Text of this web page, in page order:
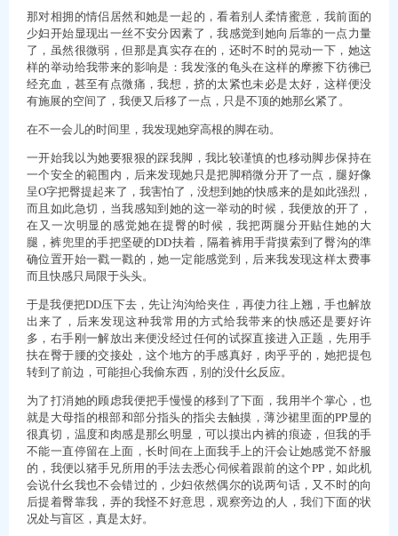
那对相拥的情侣居然和她是一起的，看着别人柔情蜜意，我前面的
少妇开始显现出一丝不安分因素了，我感觉到她向后靠的一点力量
了，虽然很微弱，但那是真实存在的，还时不时的晃动一下，她这
样的举动给我带来的影响是：我发涨的龟头在这样的摩擦下彷彿已
经充血，甚至有点微痛，我想，挤的太紧也未必是太好，这样便没
有施展的空间了，我便又后移了一点，只是不顶的她那幺紧了。
在不一会儿的时间里，我发现她穿高根的脚在动。
一开始我以为她要狠狠的踩我脚，我比较谨慎的也移动脚步保持在
一个安全的範围内，后来发现她只是把脚稍微分开了一点，腿好像
呈O字把臀提起来了，我害怕了，没想到她的快感来的是如此强烈，
而且如此急切，当我感知到她的这一举动的时候，我便放的开了，
在又一次明显的感觉她在提臀的时候，我把两腿分开贴住她的大
腿，裤兜里的手把坚硬的DD扶着，隔着裤用手背摸索到了臀沟的準
确位置开始一戳一戳的，她一定能感觉到，后来我发现这样太费事
而且快感只局限于头头。
于是我便把DD压下去，先让沟沟给夹住，再使力往上翘，手也解放
出来了，后来发现这种我常用的方式给我带来的快感还是要好许
多，右手刚一解放出来便没经过任何的试探直接进入正题，先用手
扶在臀于腰的交接处，这个地方的手感真好，肉乎乎的，她把提包
转到了前边，可能担心我偷东西，别的没什幺反应。
为了打消她的顾虑我便把手慢慢的移到了下面，我用半个掌心，也
就是大母指的根部和部分指头的指尖去触摸，薄沙裙里面的PP显的
很真切，温度和肉感是那幺明显，可以摸出内裤的痕迹，但我的手
不能一直停留在上面，长时间在上面我手上的汗会让她感觉不舒服
的，我便以猪手兄所用的手法去悉心伺候着跟前的这个PP，如此机
会说什幺我也不会错过的，少妇依然偶尔的说两句话，又不时的向
后提着臀靠我，弄的我怪不好意思，观察旁边的人，我们下面的状
况处与盲区，真是太好。